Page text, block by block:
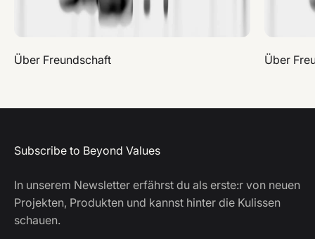
Über Freundschaft Über
Subscribe to Beyond Values
In unserem Newsletter erfährst du als erste:r von neuen
Projekten, Produkten und kannst hinter die Kulissen
schauen.